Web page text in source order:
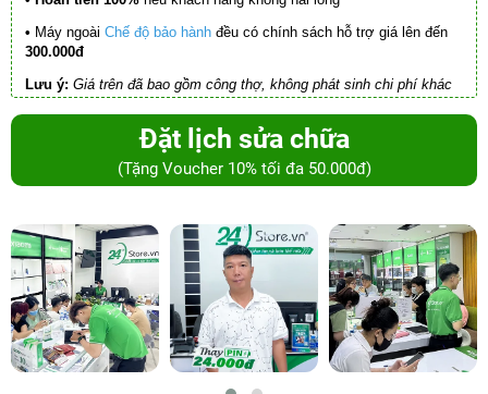
• Máy ngoài Chế độ bảo hành đều có chính sách hỗ trợ giá lên đến
300.000đ
Lưu ý: Giá trên đã bao gồm công thợ, không phát sinh chi phí khác
Đặt lịch sửa chữa
(Tặng Voucher 10% tối đa 50.000đ)